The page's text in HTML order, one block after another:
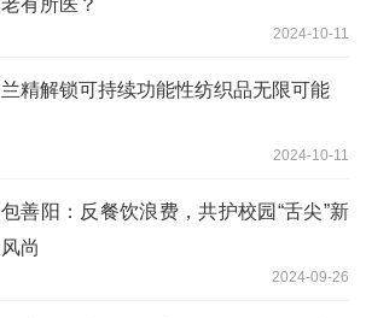
2024-10-11
兰精解锁可持续功能性纺织品无限可能
2024-10-11
包善阳：反餐饮浪费，共护校园“舌尖”新
风尚
2024-09-26